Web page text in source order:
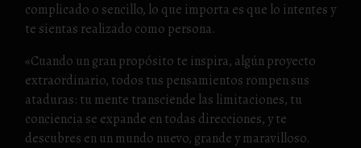
complicado o sencillo, lo que importa es que lo intentes y
te sientas realizado como persona.
«Cuando un gran propósito te inspira, algún proyecto
extraordinario, todos tus pensamientos rompen sus
ataduras: tu mente transciende las limitaciones, tu
conciencia se expande en todas direcciones, y te
descubres en un mundo nuevo, grande y maravilloso.